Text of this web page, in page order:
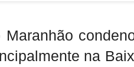
na